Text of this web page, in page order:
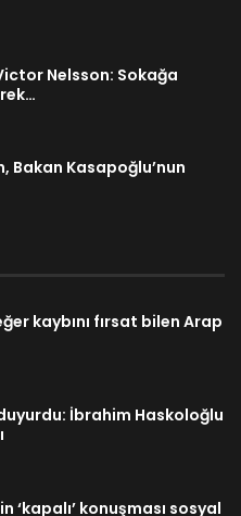
Nelsson: Sokağa
Bakan Kasapoğlu’nun
kaybını fırsat bilen Arap
İbrahim Haskoloğlu
‘kapalı’ konuşması sosyal